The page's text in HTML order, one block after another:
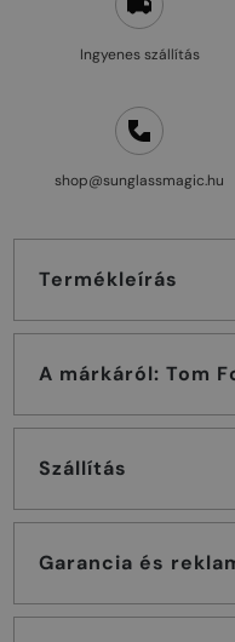
Ingyenes szállítás
shop@sunglassmagic.hu
Termékleírás
A márkáról:
Szállítás
Garancia és